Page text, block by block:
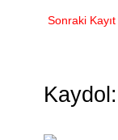
Sonraki Kayıt
Kaydol: